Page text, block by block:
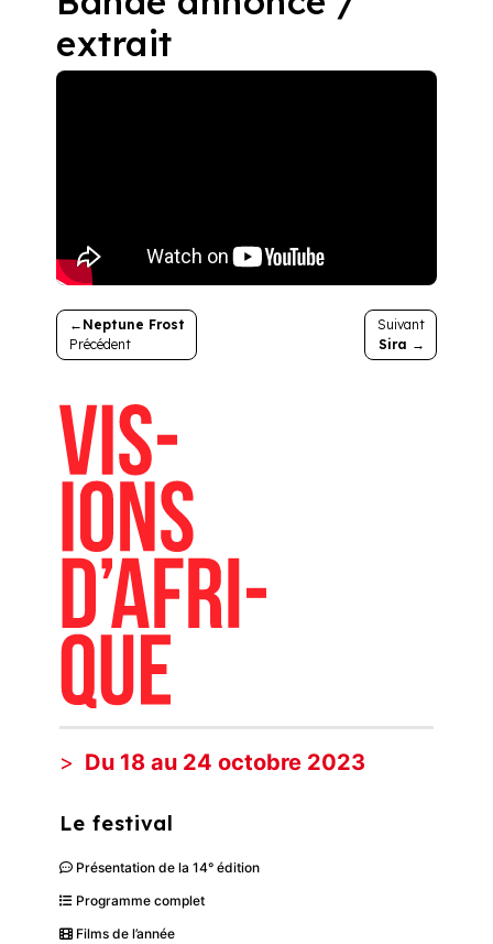
extrait
Navigation
l’article
Neptune Frost
Sira
Du 18 au 24 octobre 2023
Le festival
Présentation de la 14° édition
Programme complet
Films de l’année